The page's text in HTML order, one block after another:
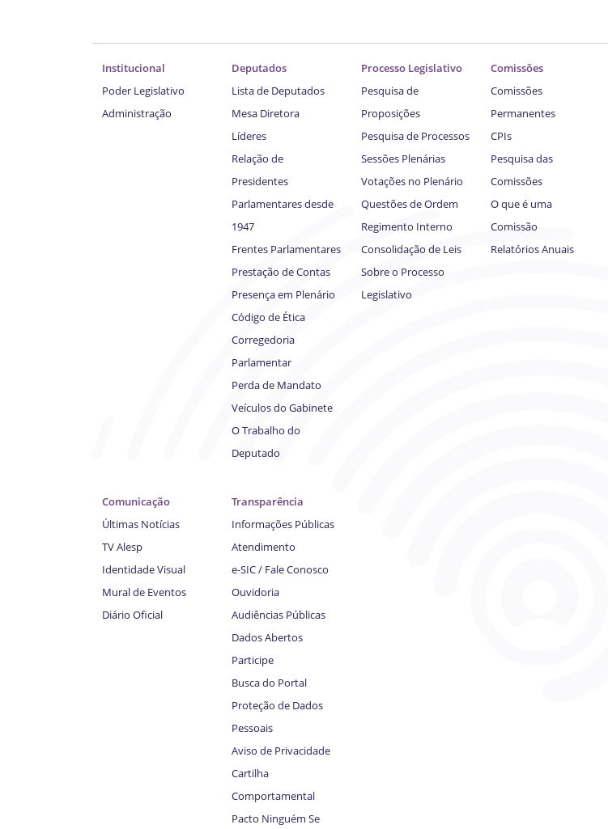
Institucional
Poder Legislativo
Administração
Deputados
Lista de Deputados
Mesa Diretora
Líderes
Relação de
Presidentes
Parlamentares desde
1947
Frentes Parlamentares
Prestação de Contas
Presença em Plenário
Código de Ética
Corregedoria
Parlamentar
Perda de Mandato
Veículos do Gabinete
O Trabalho do
Deputado
Processo Legislativo
Pesquisa de
Proposições
Pesquisa de Processos
Sessões Plenárias
Votações no Plenário
Questões de Ordem
Regimento Interno
Consolidação de Leis
Sobre o Processo
Legislativo
Comissões
Comissões
Permanentes
CPIs
Pesquisa das
Comissões
O que é uma
Comissão
Relatórios Anuais
Comunicação
Últimas Notícias
TV Alesp
Identidade Visual
Mural de Eventos
Diário Oficial
Transparência
Informações Públicas
Atendimento
e-SIC / Fale Conosco
Ouvidoria
Audiências Públicas
Dados Abertos
Participe
Busca do Portal
Proteção de Dados
Pessoais
Aviso de Privacidade
Cartilha
Comportamental
Pacto Ninguém Se